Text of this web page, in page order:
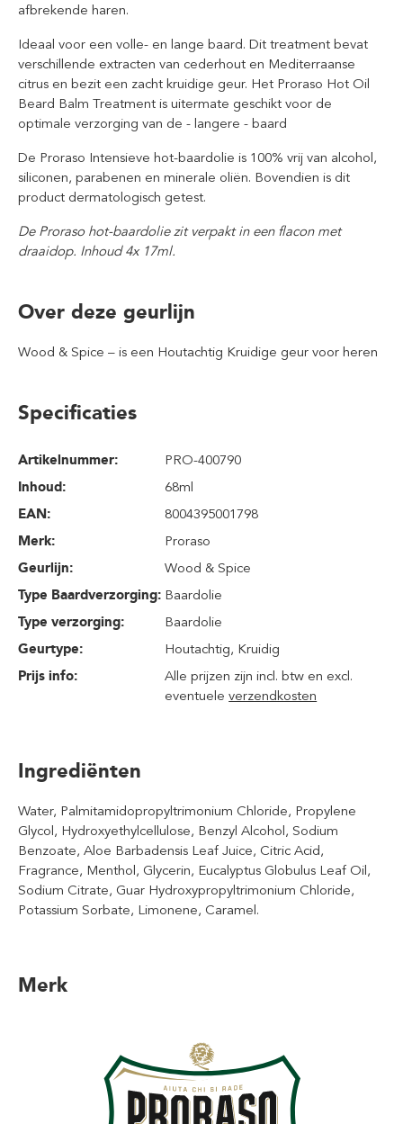
afbrekende haren.
Ideaal voor een volle- en lange baard. Dit treatment bevat
verschillende extracten van cederhout en Mediterraanse
citrus en bezit een zacht kruidige geur. Het Proraso Hot Oil
Beard Balm Treatment is uitermate geschikt voor de
optimale verzorging van de - langere - baard
De Proraso Intensieve hot-baardolie is 100% vrij van alcohol,
siliconen, parabenen en minerale oliën. Bovendien is dit
product dermatologisch getest.
De Proraso hot-baardolie zit verpakt in een flacon met
draaidop. Inhoud 4x 17ml.
Over deze geurlijn
Wood & Spice – is een Houtachtig Kruidige geur voor heren
Specificaties
Artikelnummer:
PRO-400790
Inhoud:
68ml
EAN:
8004395001798
Merk:
Proraso
Geurlijn:
Wood & Spice
Type Baardverzorging: Baardolie
Type verzorging:
Baardolie
Geurtype:
Houtachtig, Kruidig
Prijs info:
Alle prijzen zijn incl. btw en excl.
eventueleverzendkosten
Ingrediënten
Water, Palmitamidopropyltrimonium Chloride, Propylene
Glycol, Hydroxyethylcellulose, Benzyl Alcohol, Sodium
Benzoate, Aloe Barbadensis Leaf Juice, Citric Acid,
Fragrance, Menthol, Glycerin, Eucalyptus Globulus Leaf Oil,
Sodium Citrate, Guar Hydroxypropyltrimonium Chloride,
Potassium Sorbate, Limonene, Caramel.
Merk